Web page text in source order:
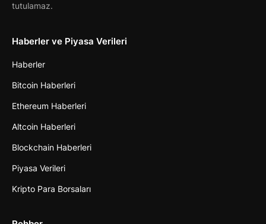
tutulamaz.
Haberler ve Piyasa Verileri
Haberler
Bitcoin Haberleri
Ethereum Haberleri
Altcoin Haberleri
Blockchain Haberleri
Piyasa Verileri
Kripto Para Borsaları